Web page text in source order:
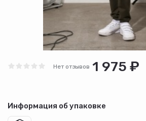
Нет отзывов 1 975 ₽
Информация об упаковке